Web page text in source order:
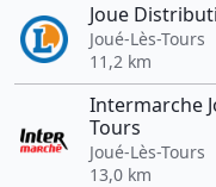
Joue
Joué-Lès-Tours
11,2 km
Intermarche
Tours
Joué-Lès-Tours
13,0 km